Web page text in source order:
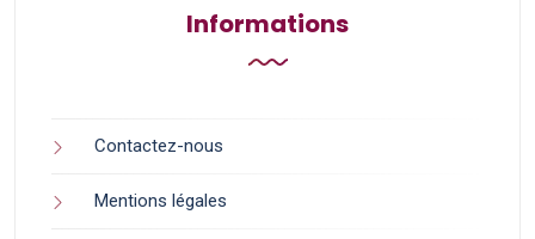
Informations
Contactez-nous
Mentions légales